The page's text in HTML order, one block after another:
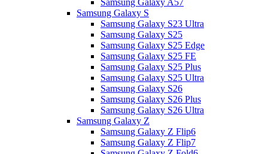
Samsung Galaxy A57
Samsung Galaxy S
Samsung Galaxy S23 Ultra
Samsung Galaxy S25
Samsung Galaxy S25 Edge
Samsung Galaxy S25 FE
Samsung Galaxy S25 Plus
Samsung Galaxy S25 Ultra
Samsung Galaxy S26
Samsung Galaxy S26 Plus
Samsung Galaxy S26 Ultra
Samsung Galaxy Z
Samsung Galaxy Z Flip6
Samsung Galaxy Z Flip7